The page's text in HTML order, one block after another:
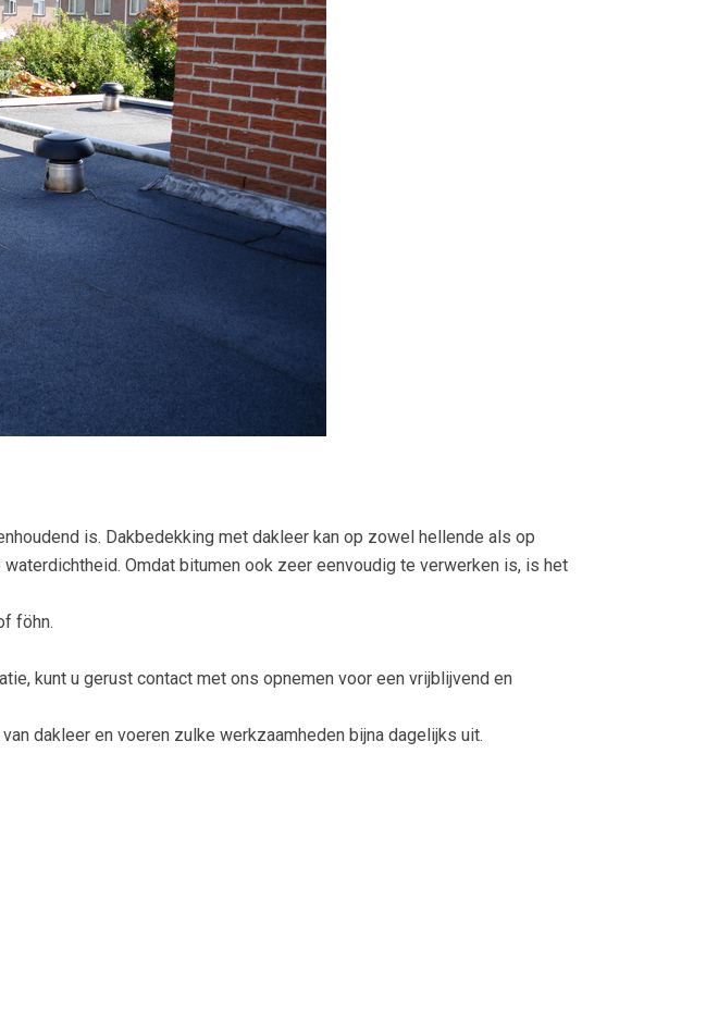
is. Dakbedekking met dakleer kan op zowel hellende als op
Omdat bitumen ook zeer eenvoudig te verwerken is, is het
föhn.
kunt u gerust contact met ons opnemen voor een vrijblijvend en
dakleer en voeren zulke werkzaamheden bijna dagelijks uit.